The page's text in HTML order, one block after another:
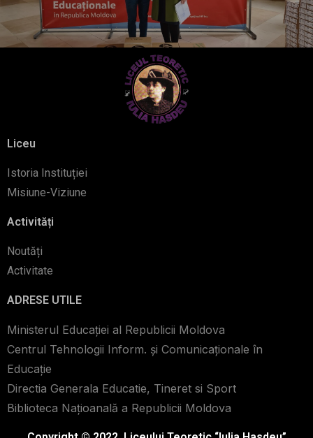
Liceu
Istoria Instituției
Misiune-Viziune
Activități
Noutăți
Activitate
ADRESE UTILE
Ministerul Educației al Republicii Moldova
Centrul Tehnologii Inform. şi Comunicaţionale în
Educaţie
Directia Generala Educatie, Tineret si Sport
Biblioteca Naţioanală a Republicii Moldova